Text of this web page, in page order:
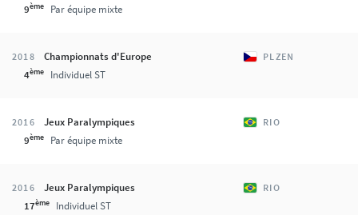
9ème Par équipe mixte
2018 Championnats d'Europe PLZEN
4ème Individuel ST
2016 Jeux Paralympiques RIO
9ème Par équipe mixte
2016 Jeux Paralympiques RIO
17ème Individuel ST